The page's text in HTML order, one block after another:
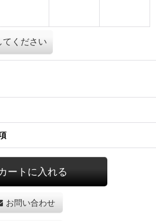
てください
ートに入れる
お問い合わせ